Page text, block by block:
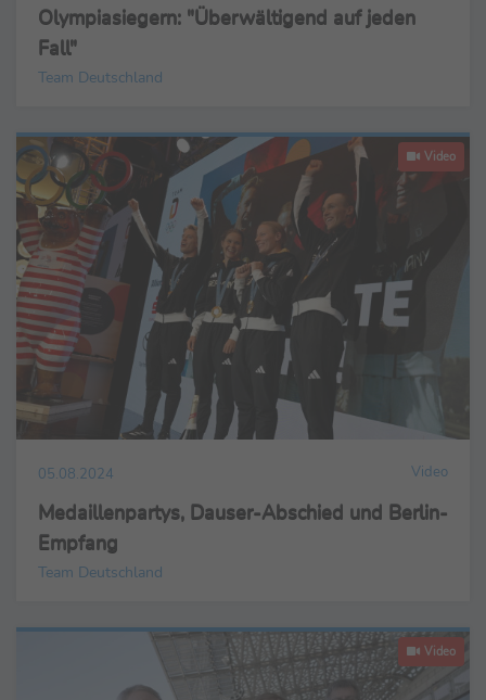
Olympiasiegern: "Überwältigend auf jeden
Fall"
Team Deutschland
Video
05.08.2024 Video
Medaillenpartys, Dauser-Abschied und Berlin-
Empfang
Team Deutschland
Video